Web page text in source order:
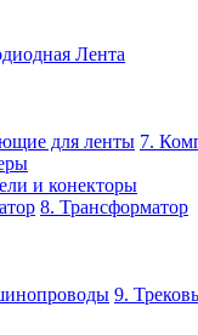
Лента
7.
и конекторы
8. Трансформатор
9.